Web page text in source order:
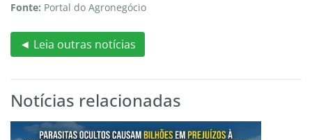
Fonte: Portal do Agronegócio
◄ Leia outras notícias
Notícias relacionadas